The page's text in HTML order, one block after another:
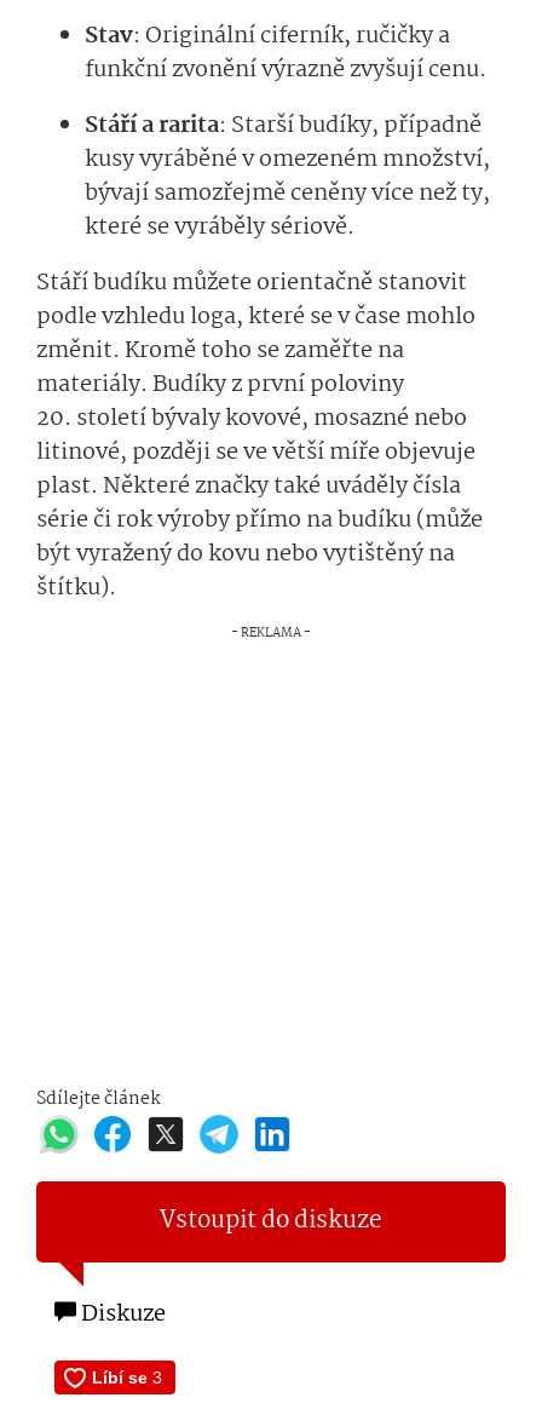
Stav: Originální ciferník, ručičky a
funkční zvonění výrazně zvyšují cenu.
Stáří a rarita: Starší budíky, případně
kusy vyráběné v omezeném množství,
bývají samozřejmě ceněny více než ty,
které se vyráběly sériově.
Stáří budíku můžete orientačně stanovit
podle vzhledu loga, které se v čase mohlo
změnit. Kromě toho se zaměřte na
materiály. Budíky z první poloviny
20. století bývaly kovové, mosazné nebo
litinové, později se ve větší míře objevuje
plast. Některé značky také uváděly čísla
série či rok výroby přímo na budíku (může
být vyražený do kovu nebo vytištěný na
štítku).
Sdílejte článek
Vstoupit do diskuze
Diskuze